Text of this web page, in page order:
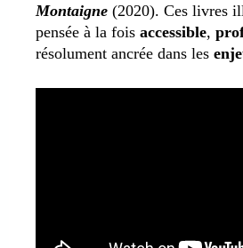
Montaigne (2020). Ces livres
pensée à la fois accessible,
résolument ancrée dans les